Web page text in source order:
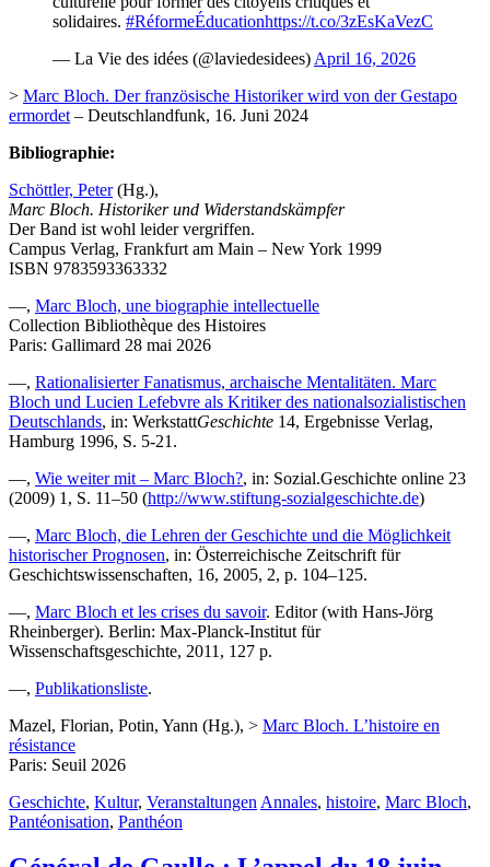
solidaires. #RéformeÉducationhttps://t.co/3zEsKaVezC
— La Vie des idées (@laviedesidees) April 16, 2026
> Marc Bloch. Der französische Historiker wird von der Gestapo
ermordet – Deutschlandfunk, 16. Juni 2024
Bibliographie:
Schöttler, Peter(Hg.),
Marc Bloch. Historiker und Widerstandskämpfer
Der Band ist wohl leider vergriffen.
Campus Verlag, Frankfurt am Main – New York 1999
ISBN 9783593363332
—, Marc Bloch, une biographie intellectuelle
Collection Bibliothèque des Histoires
Paris: Gallimard 28 mai 2026
—, Rationalisierter Fanatismus, archaische Mentalitäten. Marc
Bloch und Lucien Lefebvre als Kritiker des nationalsozialistischen
Deutschlands, in: WerkstattGeschichte 14, Ergebnisse Verlag,
Hamburg 1996, S. 5-21.
—, Wie weiter mit – Marc Bloch?, in: Sozial.Geschichte online 23
(2009) 1, S. 11–50 (http://www.stiftung-sozialgeschichte.de)
—, Marc Bloch, die Lehren der Geschichte und die Möglichkeit
historischer Prognosen, in: Österreichische Zeitschrift für
Geschichtswissenschaften, 16, 2005, 2, p. 104–125.
—, Marc Bloch et les crises du savoir. Editor (with Hans-Jörg
Rheinberger). Berlin: Max-Planck-Institut für
Wissenschaftsgeschichte, 2011, 127 p.
—, Publikationsliste.
Mazel, Florian, Potin, Yann (Hg.), > Marc Bloch. L’histoire en
résistance
Paris: Seuil 2026
Geschichte, Kultur, Veranstaltungen Annales, histoire, Marc Bloch,
Pantéonisation, Panthéon